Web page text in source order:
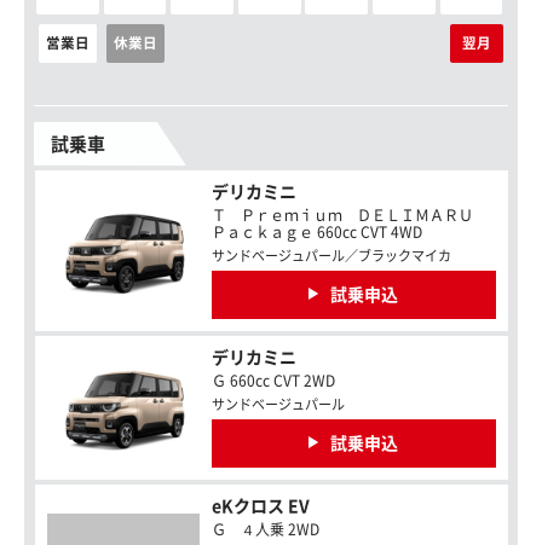
営業日 休業日 翌月
試乗車
デリカミニ
Ｔ Ｐｒｅｍｉｕｍ ＤＥＬＩＭＡＲＵ
Ｐａｃｋａｇｅ 660cc CVT 4WD
サンドベージュパール／ブラックマイカ
試乗申込
デリカミニ
Ｇ 660cc CVT 2WD
サンドベージュパール
試乗申込
eKクロス EV
Ｇ ４人乗 2WD